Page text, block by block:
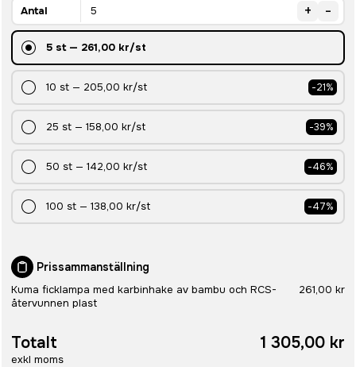
Antal + -
5 st— 261,00 kr/st
10 st — 205,00 kr/st -21%
25 st — 158,00 kr/st -39%
50 st — 142,00 kr/st -46%
100 st — 138,00 kr/st -47%
Prissammanställning
Kuma ficklampa med karbinhake av bambu och RCS-
återvunnen plast
261,00 kr
Totalt
exkl moms
1 305,00 kr